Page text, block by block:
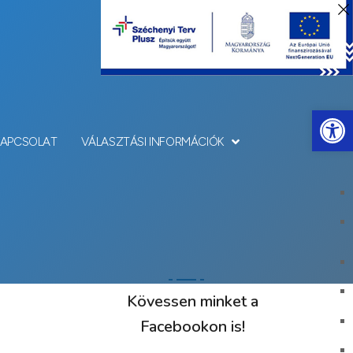
VÁLASZTÁSI INFORMÁCIÓK
Kövessen minket a
Facebookon is!